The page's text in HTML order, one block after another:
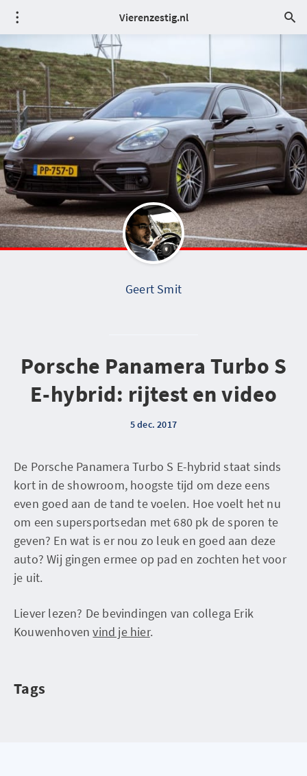
Vierenzestig.nl
Geert Smit
Porsche Panamera Turbo S
E-hybrid: rijtest en video
5 dec. 2017
De Porsche Panamera Turbo S E-hybrid staat sinds
kort in de showroom, hoogste tijd om deze eens
even goed aan de tand te voelen. Hoe voelt het nu
om een supersportsedan met 680 pk de sporen te
geven? En wat is er nou zo leuk en goed aan deze
auto? Wij gingen ermee op pad en zochten het voor
je uit.
Liever lezen? De bevindingen van collega Erik
Kouwenhovenvind je hier.
Tags